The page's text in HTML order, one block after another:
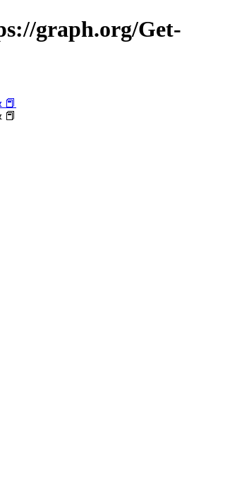
graph.org/Get-
📕
📕